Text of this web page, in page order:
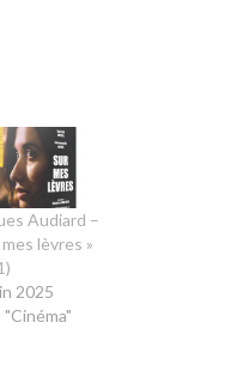
Audiard –
mes lèvres »
2025
"Cinéma"